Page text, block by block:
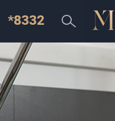
*8332